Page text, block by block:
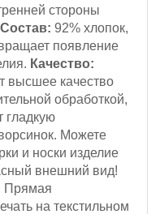
стороны
Состав: 92% хлопок,
появление
Качество:
высшее качество
обработкой,
гладкую
Можете
и носки изделие
внешний вид!
Прямая
на текстильном